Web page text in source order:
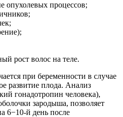
опухолевых процессов;
рост волос на теле.
при беременности в случае
развитие плода. Анализ
гонадотропин человека),
зародыша, позволяет
6−10-й день после